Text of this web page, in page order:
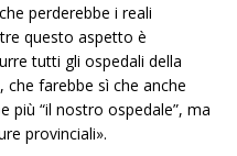
perderebbe i reali
questo aspetto è
tutti gli ospedali della
che farebbe sì che anche
più “il nostro ospedale”, ma
provinciali».